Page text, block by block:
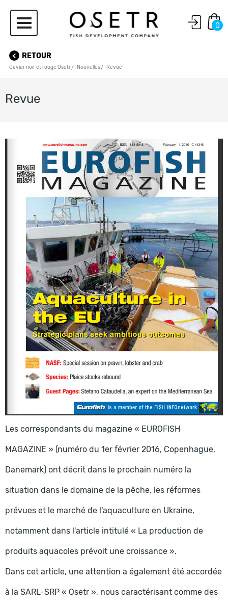
0
RETOUR
Caviar noir et rouge Osetr Nouvelles Revue
Revue
Les correspondants du magazine « EUROFISH
MAGAZINE » (numéro du 1er février 2016, Copenhague,
Danemark) ont décrit dans le prochain numéro la
situation dans le domaine de la pêche, les réformes
prévues et le marché de l'aquaculture en Ukraine,
notamment dans l'article intitulé « La production de
produits aquacoles prévoit une croissance ».
Dans cet article, une attention a également été accordée
à la SARL-SRP « Osetr », nous caractérisant comme des